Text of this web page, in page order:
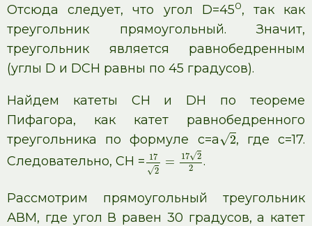
Отсюда следует, что угол D=450, так как
треугольник прямоугольный. Значит,
треугольник является равнобедренным
(углы D и DCН равны по 45 градусов).
Найдем катеты CН и DН по теореме
Пифагора, как катет равнобедренного
треугольника по формуле с=а√2, где с=17.
Следовательно, CН = 17
√2
= 17√2
2
.
Рассмотрим прямоугольный треугольник
АВМ, где угол В равен 30 градусов, а катет